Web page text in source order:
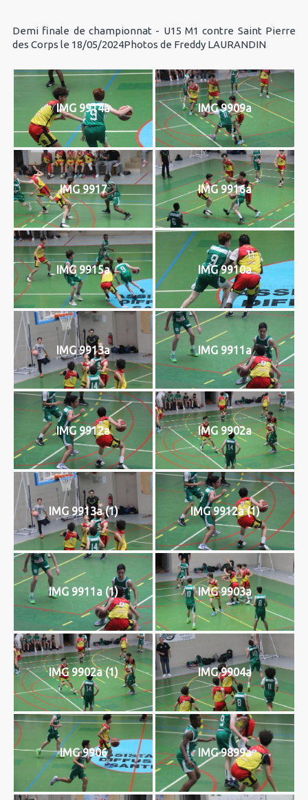
Demi finale de championnat - U15 M1 contre Saint Pierre
des Corps le 18/05/2024Photos de Freddy LAURANDIN
IMG 9914a IMG 9909a
IMG 9917 IMG 9916a
IMG 9915a IMG 9910a
IMG 9913a IMG 9911a
IMG 9912a IMG 9902a
IMG 9913a (1) IMG 9912a (1)
IMG 9911a (1) IMG 9903a
IMG 9902a (1) IMG 9904a
IMG 9906 IMG 9899a